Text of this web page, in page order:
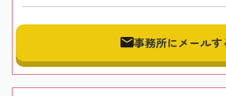
事務所にメールす